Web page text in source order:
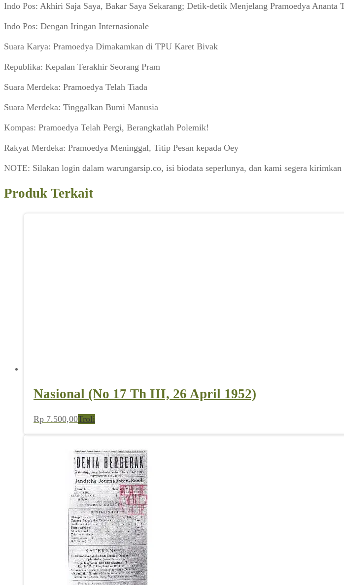
Indo Pos: Akhiri Saja Saya, Bakar Saya Sekarang; Detik-detik Menjelang Pramoedya Ananta
Indo Pos: Dengan Iringan Internasionale
Suara Karya: Pramoedya Dimakamkan di TPU Karet Bivak
Republika: Kepalan Terakhir Seorang Pram
Suara Merdeka: Pramoedya Telah Tiada
Suara Merdeka: Tinggalkan Bumi Manusia
Kompas: Pramoedya Telah Pergi, Berangkatlah Polemik!
Rakyat Merdeka: Pramoedya Meninggal, Titip Pesan kepada Oey
NOTE: Silakan login dalam warungarsip.co, isi biodata seperlunya, dan kami segera
Produk Terkait
Nasional (No 17 Th III, 26 April 1952)
Rp 7.500,00Troli